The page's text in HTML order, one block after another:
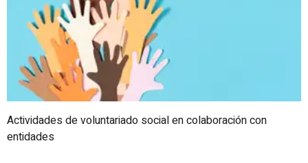
Actividades de voluntariado social en colaboración con
entidades